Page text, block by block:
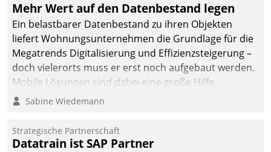
Wohnungsbau- und
Immobilien GmbH hat
sich dabei für den Betrieb
der Lösung über die SAP
Cloud Platform
entschieden - als erstes
Unternehmen am
Mehr Wert auf den Datenbestand legen
Ein belastbarer Datenbestand zu ihren Objekten
liefert Wohnungsunternehmen die Grundlage für die
Megatrends Digitalisierung und Effizienzsteigerung –
doch vielerorts muss er erst noch aufgebaut werden.
Mobile Lösungen sind dabei eine große Hilfe.
Sabine Wiedemann
Strategische Partnerschaft
Datatrain ist SAP Partner